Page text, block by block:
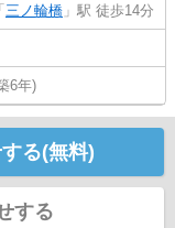
「 三ノ輪橋 」駅 徒歩14分
6年)
る(無料)
する